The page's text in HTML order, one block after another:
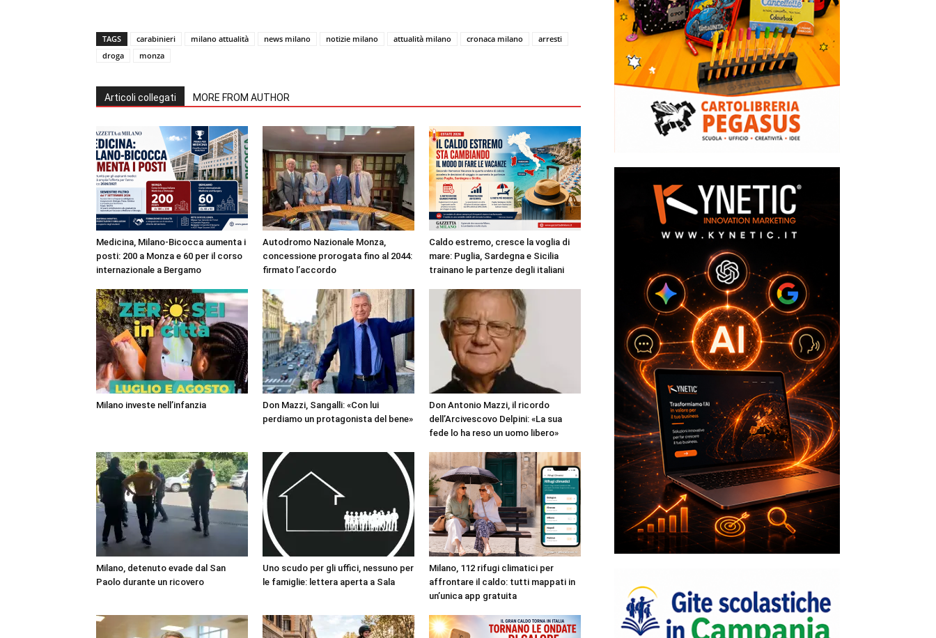
TAGS carabinieri milano attualità news milano notizie milano attualità milano cronaca milano
arresti
droga
monza
Articoli collegati MORE FROM AUTHOR
Medicina, Milano-Bicocca aumenta i
posti: 200 a Monza e 60 per il corso
internazionale a Bergamo
Autodromo Nazionale Monza,
concessione prorogata fino al 2044:
firmato l’accordo
Caldo estremo, cresce la voglia di
mare: Puglia, Sardegna e Sicilia
trainano le partenze degli italiani
Milano investe nell’infanzia
Don Mazzi, Sangalli: «Con lui
perdiamo un protagonista del bene»
Don Antonio Mazzi, il ricordo
dell’Arcivescovo Delpini: «La sua
fede lo ha reso un uomo libero»
Milano, detenuto evade dal San
Paolo durante un ricovero
Uno scudo per gli uffici, nessuno per
le famiglie: lettera aperta a Sala
Milano, 112 rifugi climatici per
affrontare il caldo: tutti mappati in
un’unica app gratuita